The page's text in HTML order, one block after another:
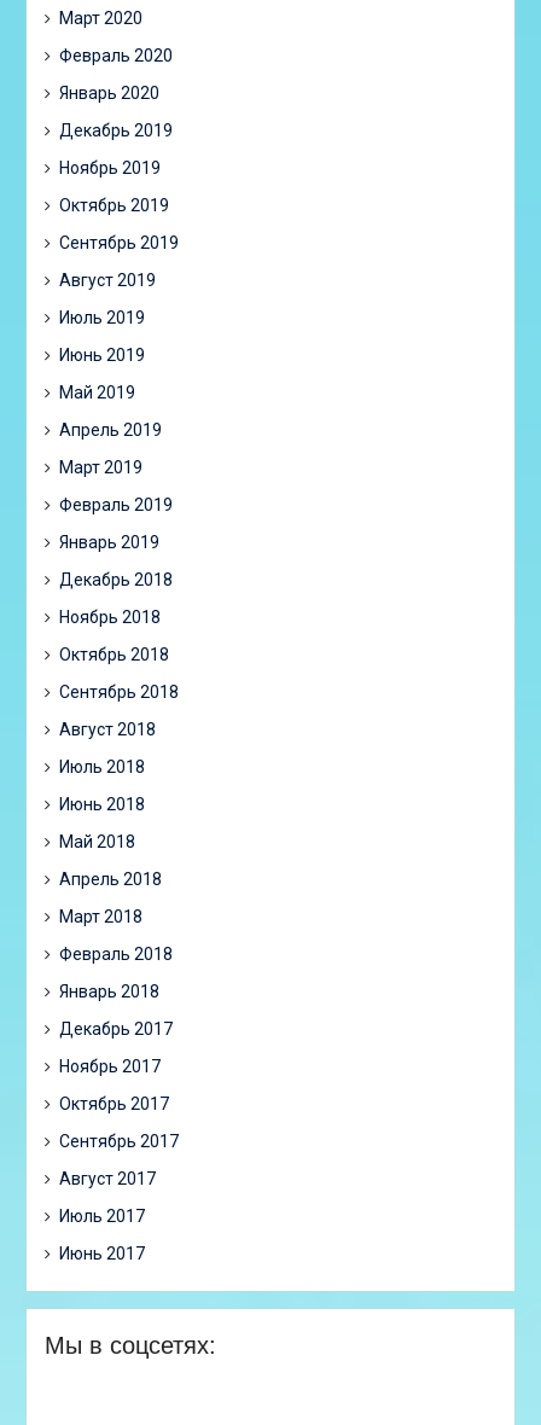
Март 2020
Февраль 2020
Январь 2020
Декабрь 2019
Ноябрь 2019
Октябрь 2019
Сентябрь 2019
Август 2019
Июль 2019
Июнь 2019
Май 2019
Апрель 2019
Март 2019
Февраль 2019
Январь 2019
Декабрь 2018
Ноябрь 2018
Октябрь 2018
Сентябрь 2018
Август 2018
Июль 2018
Июнь 2018
Май 2018
Апрель 2018
Март 2018
Февраль 2018
Январь 2018
Декабрь 2017
Ноябрь 2017
Октябрь 2017
Сентябрь 2017
Август 2017
Июль 2017
Июнь 2017
Мы в соцсетях: